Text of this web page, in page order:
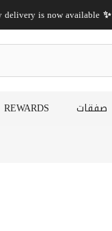
✨ Shop now, get it today!
delivery is now available!
صفقات REWARDS